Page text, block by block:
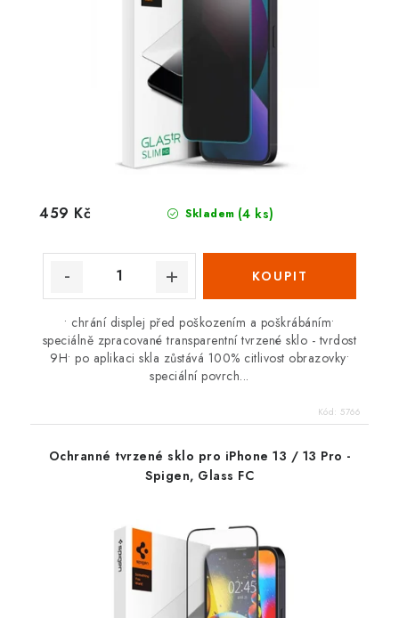
Skladem (4 ks)
459 Kč
• chrání displej před poškozením a poškrábáním•
speciálně zpracované transparentní tvrzené sklo - tvrdost
9H• po aplikaci skla zůstává 100% citlivost obrazovky•
speciální povrch...
Kód: 5766
Ochranné tvrzené sklo pro iPhone 13 / 13 Pro -
Spigen, Glass FC